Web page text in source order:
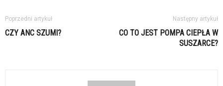
Poprzedni artykuł
CZY ANC SZUMI?
Następny artykuł
CO TO JEST POMPA CIEPŁA W
SUSZARCE?